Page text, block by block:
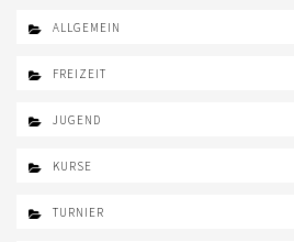
AUSSCHREIBUNGEN
MITGLIED WERDEN
KONTAKT
IMPRESSUM
DATENSCHUTZ
ALLGEMEIN
FREIZEIT
JUGEND
KURSE
TURNIER